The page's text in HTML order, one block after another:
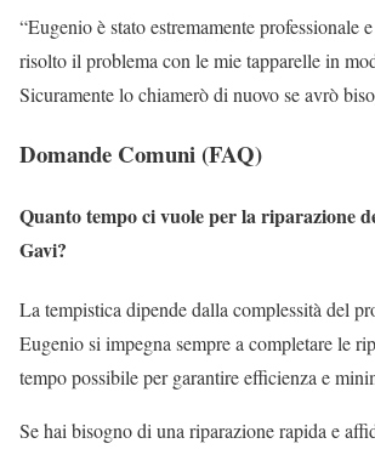
“Eugenio è stato estremamente professionale
risolto il problema con le mie tapparelle in
Sicuramente lo chiamerò di nuovo se avrò
Domande Comuni (FAQ)
Quanto tempo ci vuole per la riparazione
Gavi?
La tempistica dipende dalla complessità del
Eugenio si impegna sempre a completare le
tempo possibile per garantire efficienza e
Se hai bisogno di una riparazione rapida e